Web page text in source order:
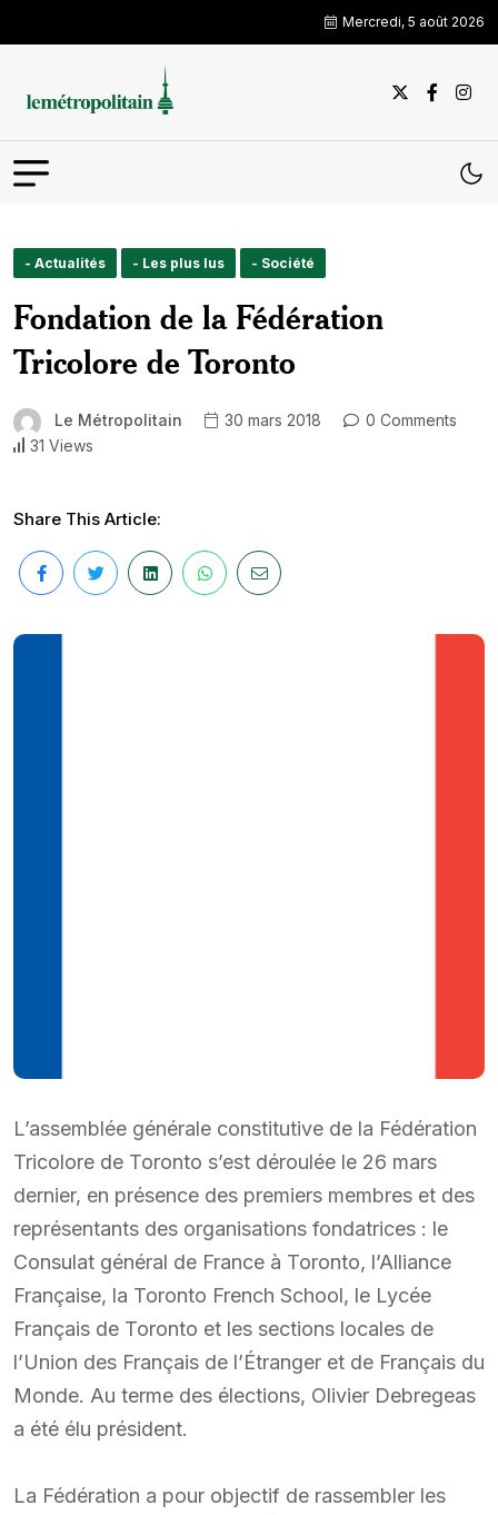
Mercredi, 5 août 2026
- Actualités - Les plus lus - Société
Fondation de la Fédération
Tricolore de Toronto
Le Métropolitain 30 mars 2018
0 Comments
31 Views
Share This Article:
L’assemblée générale constitutive de la Fédération
Tricolore de Toronto s’est déroulée le 26 mars
dernier, en présence des premiers membres et des
représentants des organisations fondatrices : le
Consulat général de France à Toronto, l’Alliance
Française, la Toronto French School, le Lycée
Français de Toronto et les sections locales de
l’Union des Français de l’Étranger et de Français du
Monde. Au terme des élections, Olivier Debregeas
a été élu président.
La Fédération a pour objectif de rassembler les